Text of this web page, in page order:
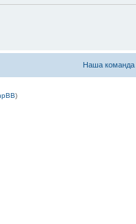
Наша команда
)